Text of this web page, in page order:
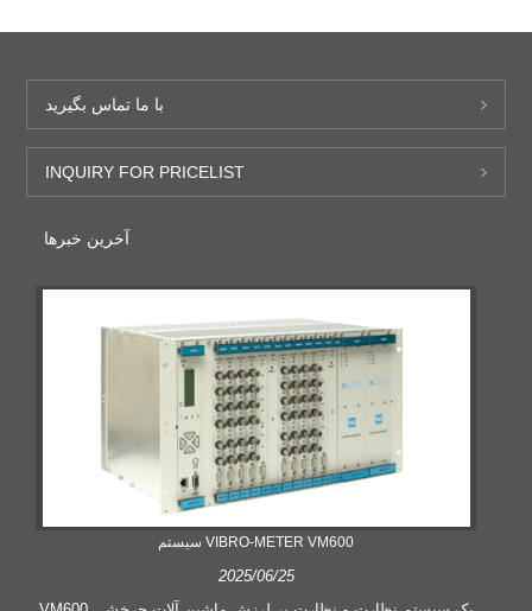
با ما تماس بگیرید
INQUIRY FOR PRICELIST
آخرین خبرها
سیستم VIBRO-METER VM600
2025/06/25